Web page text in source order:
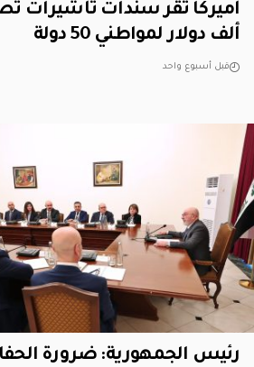
ألف دولار لمواطني 50 دولة
قبل أسبوع واحد
رئيس الجمهورية: ضرورة